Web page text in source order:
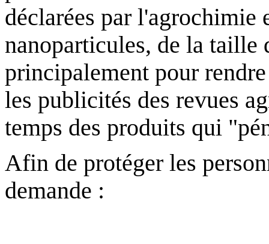
déclarées par l'agrochimie
nanoparticules, de la taille
principalement pour
les publicités des revues
temps des produits qui
Afin de protéger les
demande :